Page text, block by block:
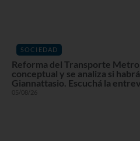
SOCIEDAD
Reforma del Transporte
conceptual y se analiza si
Giannattasio. Escuchá la
05/08/26